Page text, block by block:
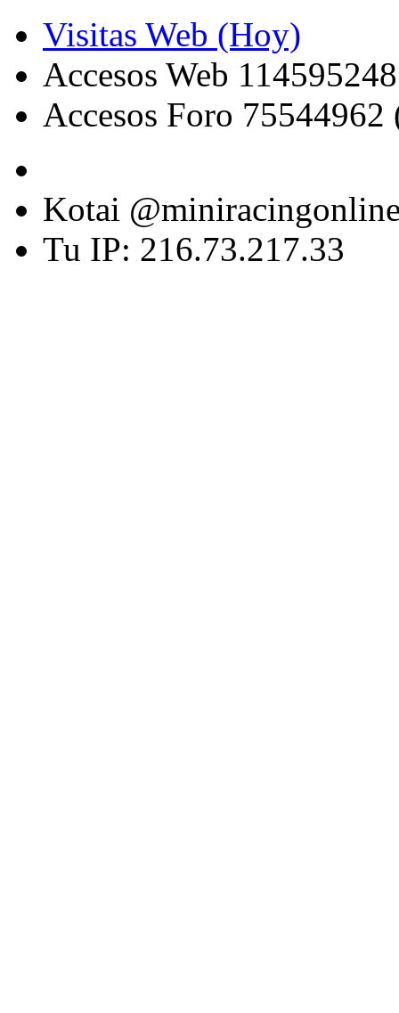
Visitas Web (Hoy)
Accesos Web
Accesos Foro 75544962
Kotai
Tu IP: 216.73.217.33